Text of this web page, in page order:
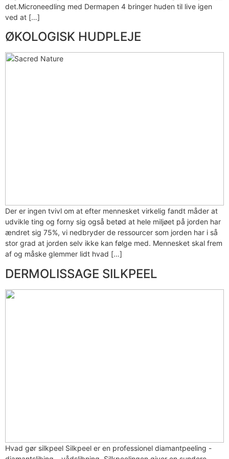
det.Microneedling med Dermapen 4 bringer huden til live igen
ved at […]
ØKOLOGISK HUDPLEJE
Der er ingen tvivl om at efter mennesket virkelig fandt måder at
udvikle ting og forny sig også betød at hele miljøet på jorden har
ændret sig 75%, vi nedbryder de ressourcer som jorden har i så
stor grad at jorden selv ikke kan følge med. Mennesket skal frem
af og måske glemmer lidt hvad […]
DERMOLISSAGE SILKPEEL
Hvad gør silkpeel Silkpeel er en professionel diamantpeeling -